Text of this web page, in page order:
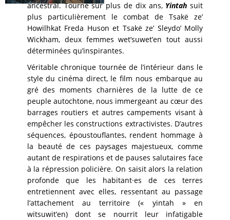
ancestral. Tourné sur plus de dix ans, Yintah suit
plus particulièrement le combat de Tsakë ze’
Howilhkat Freda Huson et Tsakë ze’ Sleydo’ Molly
Wickham, deux femmes wet’suwet’en tout aussi
déterminées qu’inspirantes.
Véritable chronique tournée de l’intérieur dans le
style du cinéma direct, le film nous embarque au
gré des moments charnières de la lutte de ce
peuple autochtone, nous immergeant au cœur des
barrages routiers et autres campements visant à
empêcher les constructions extractivistes. D’autres
séquences, époustouflantes, rendent hommage à
la beauté de ces paysages majestueux, comme
autant de respirations et de pauses salutaires face
à la répression policière. On saisit alors la relation
profonde que les habitant·es de ces terres
entretiennent avec elles, ressentant au passage
l’attachement au territoire (« yintah » en
witsuwit’en) dont se nourrit leur infatigable